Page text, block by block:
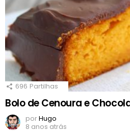
696 Partilhas
Bolo de Cenoura e
porHugo
8 anos atrás